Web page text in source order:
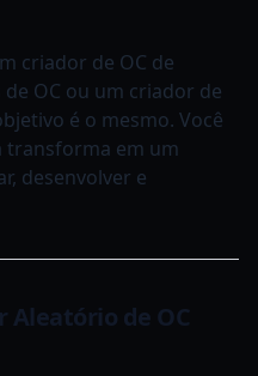
criador de OC de
OC ou um criador de
é o mesmo. Você
transforma em um
desenvolver e
Aleatório de OC